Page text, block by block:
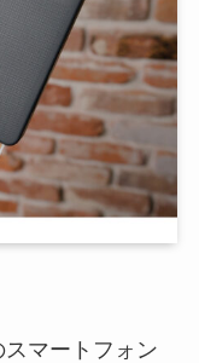
マートフォン